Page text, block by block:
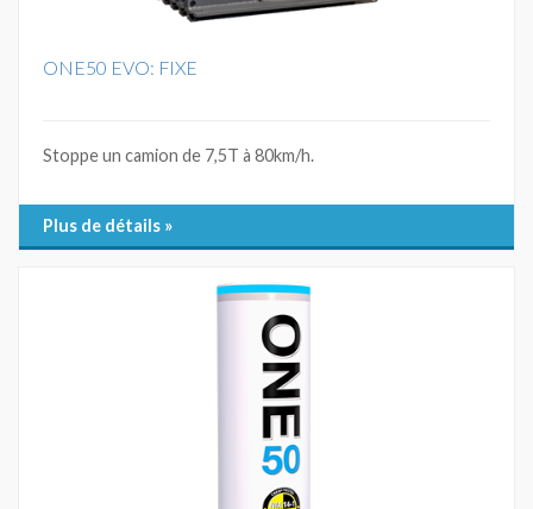
ONE50 EVO: FIXE
Stoppe un camion de 7,5T à 80km/h.
Plus de détails »